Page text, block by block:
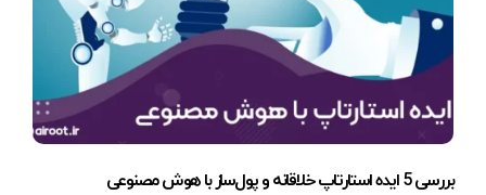
بررسی 5 ایده استارتاپ خلاقانه و پول‌ساز با هوش مصنوعی